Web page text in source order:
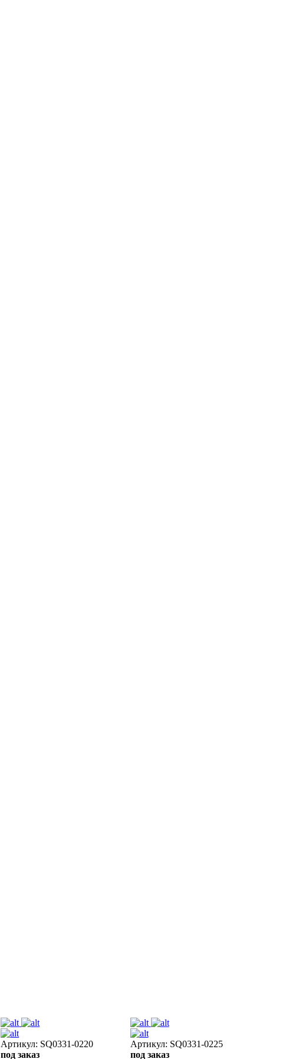
Артикул: SQ0331-0220
под заказ
Артикул: SQ0331-0225
под заказ